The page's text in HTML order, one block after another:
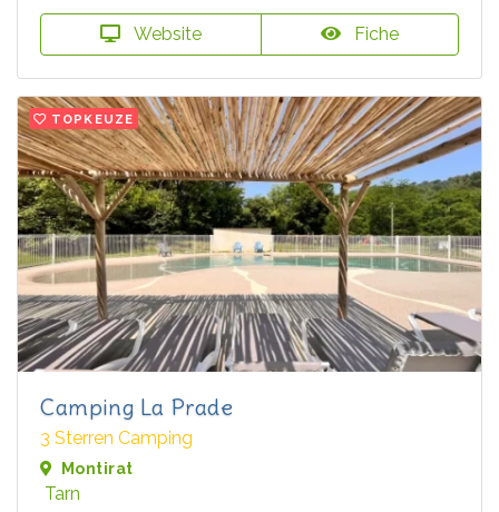
Website Fiche
TOPKEUZE
Camping La Prade
3 Sterren Camping
Montirat
Tarn